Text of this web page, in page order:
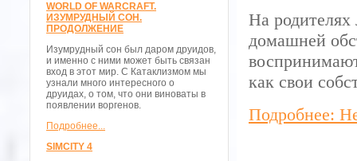
WORLD OF WARCRAFT.
ИЗУМРУДНЫЙ СОН.
ПРОДОЛЖЕНИЕ
Изумрудный сон был даром друидов,
и именно с ними может быть связан
вход в этот мир. С Катаклизмом мы
узнали много интересного о
друидах, о том, что они виноваты в
появлении воргенов.
Подробнее...
SIMCITY 4
На родителях
домашней
как свои
Подробнее: